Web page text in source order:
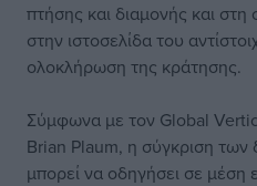
πτήσης και διαμονής και
στην ιστοσελίδα του
ολοκλήρωση της κράτησης.
Σύμφωνα με τον Global
Brian Plaum, η σύγκριση των
μπορεί να οδηγήσει σε